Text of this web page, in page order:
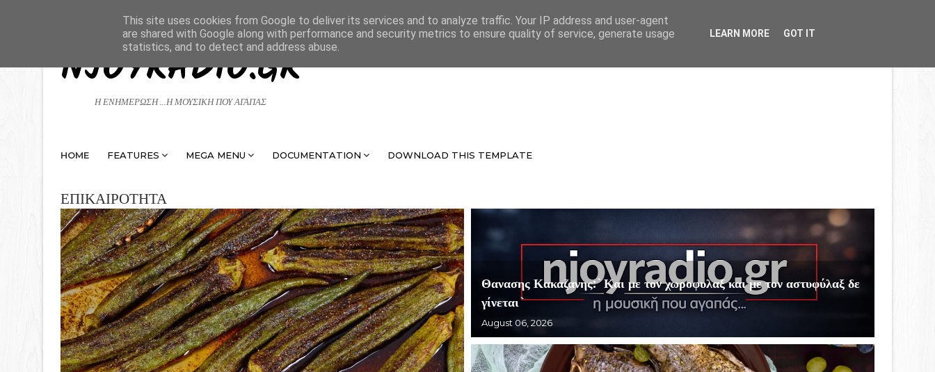
NJOYRADIO.GR
Η ΕΝΗΜΕΡΩΣΗ ...Η ΜΟΥΣΙΚΗ ΠΟΥ ΑΓΑΠΑΣ
HOME FEATURES MEGA MENU DOCUMENTATION DOWNLOAD THIS TEMPLATE
ΕΠΙΚΑΙΡΟΤΗΤΑ
Θανασης Κακαζανης:`Και με τον χωροφυλαξ και με τον αστυφύλαξ δε
γίνεται`
August 06, 2026
This site uses cookies from Google to deliver its services and to analyze traffic. Your IP address and user-agent
are shared with Google along with performance and security metrics to ensure quality of service, generate usage
statistics, and to detect and address abuse.
LEARN MORE GOT IT